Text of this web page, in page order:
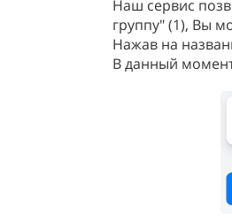
Наш сервис
группу" (1), Вы
Нажав на
В данный